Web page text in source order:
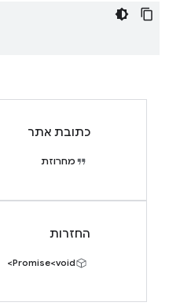
כתובת אתר
מחרוזת
החזרות
Promise<void>